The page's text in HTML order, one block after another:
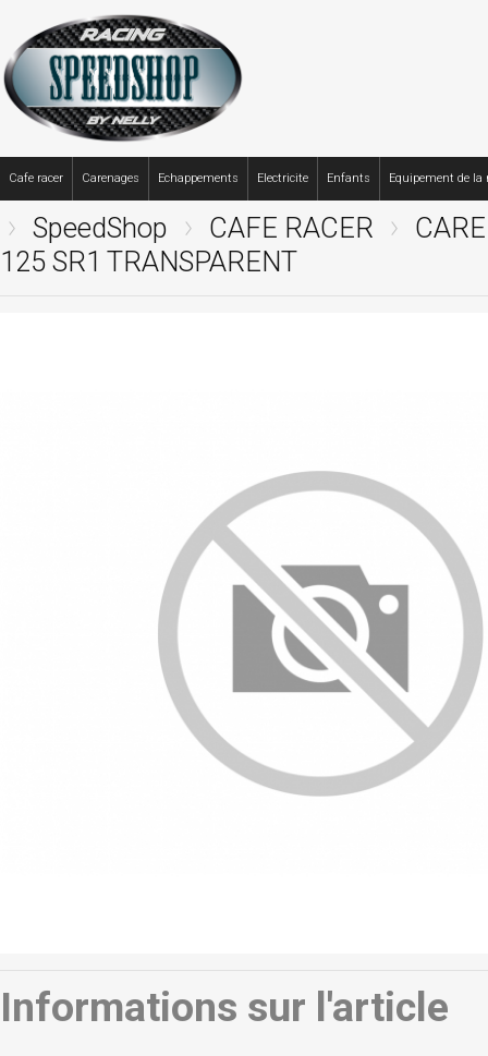
Cafe racer Carenages Echappements Electricite Enfants Equipement de la
SpeedShop CAFE RACER
125 SR1 TRANSPARENT
Informations sur l'article